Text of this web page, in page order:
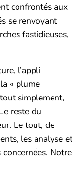
confrontés aux
se renvoyant
fastidieuses,
l’appli
« plume
simplement,
reste du
Le tout, de
les analyse et
Notre